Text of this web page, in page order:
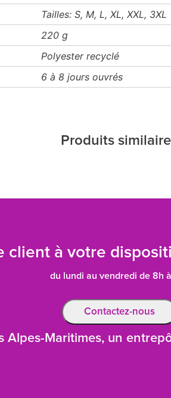
Tailles: S, M, L, XL, XXL, 3XL
220 g
Polyester recyclé
6 à 8 jours ouvrés
Produits
client à votre
du lundi au vendredi de 8h
Contactez-nous
Alpes-Maritimes, un